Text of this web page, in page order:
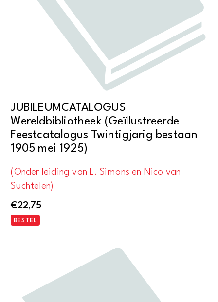
JUBILEUMCATALOGUS
Wereldbibliotheek (Geïllustreerde
Feestcatalogus Twintigjarig bestaan
1905 mei 1925)
(Onder leiding van L. Simons en Nico van
Suchtelen)
€22,75
BESTEL